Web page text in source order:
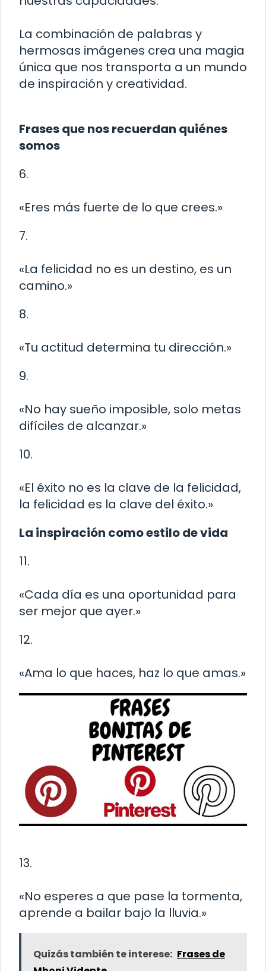
La combinación de palabras y
hermosas imágenes crea una magia
única que nos transporta a un mundo
de inspiración y creatividad.
Frases que nos recuerdan quiénes
somos
6.
«Eres más fuerte de lo que crees.»
7.
«La felicidad no es un destino, es un
camino.»
8.
«Tu actitud determina tu dirección.»
9.
«No hay sueño imposible, solo metas
difíciles de alcanzar.»
10.
«El éxito no es la clave de la felicidad,
la felicidad es la clave del éxito.»
La inspiración como estilo de vida
11.
«Cada día es una oportunidad para
ser mejor que ayer.»
12.
«Ama lo que haces, haz lo que amas.»
13.
«No esperes a que pase la tormenta,
aprende a bailar bajo la lluvia.»
Quizás también te interese: Frases de